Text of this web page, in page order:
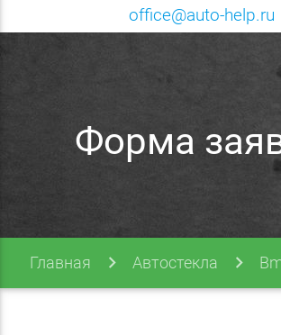
office@auto-help.ru
Форма
Главная Автостекла